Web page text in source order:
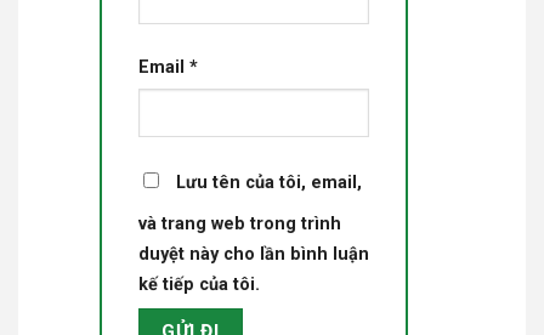
Email *
Lưu tên của tôi, email,
và trang web trong trình
duyệt này cho lần bình luận
kế tiếp của tôi.